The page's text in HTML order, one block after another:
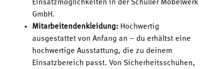
Einsatzmöglichkeiten in der Schüller Möbelwerk
GmbH.
Mitarbeitendenkleidung: Hochwertig
ausgestattet von Anfang an – du erhältst eine
hochwertige Ausstattung, die zu deinem
Einsatzbereich passt. Von Sicherheitsschuhen,